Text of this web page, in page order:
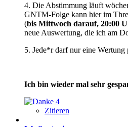
4. Die Abstimmung läuft
GNTM-Folge kann hier im
(bis Mittwoch darauf, 20:00
neue Auswertung, die ich am
5. Jede*r darf nur eine Wertung
Ich bin wieder mal sehr
4
Zitieren